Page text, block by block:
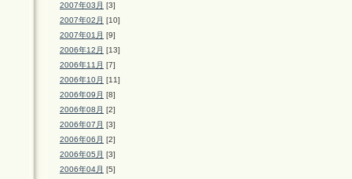
2007年03月 [3]
2007年02月 [10]
2007年01月 [9]
2006年12月 [13]
2006年11月 [7]
2006年10月 [11]
2006年09月 [8]
2006年08月 [2]
2006年07月 [3]
2006年06月 [2]
2006年05月 [3]
2006年04月 [5]